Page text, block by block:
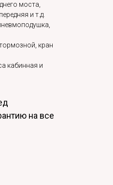
моста,
и т.д.
кран
кабинная и
на все